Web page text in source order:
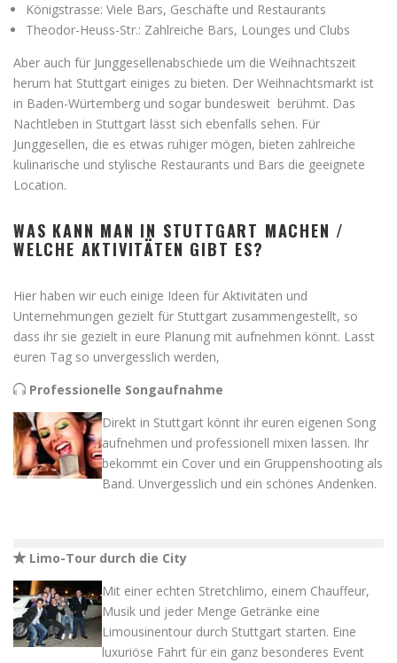
Königstrasse: Viele Bars, Geschäfte und Restaurants
Theodor-Heuss-Str.: Zahlreiche Bars, Lounges und Clubs
Aber auch für Junggesellenabschiede um die Weihnachtszeit
herum hat Stuttgart einiges zu bieten. Der Weihnachtsmarkt ist
in Baden-Würtemberg und sogar bundesweit berühmt. Das
Nachtleben in Stuttgart lässt sich ebenfalls sehen. Für
Junggesellen, die es etwas ruhiger mögen, bieten zahlreiche
kulinarische und stylische Restaurants und Bars die geeignete
Location.
WAS KANN MAN IN STUTTGART MACHEN /
WELCHE AKTIVITÄTEN GIBT ES?
Hier haben wir euch einige Ideen für Aktivitäten und
Unternehmungen gezielt für Stuttgart zusammengestellt, so
dass ihr sie gezielt in eure Planung mit aufnehmen könnt. Lasst
euren Tag so unvergesslich werden,
Professionelle Songaufnahme
Direkt in Stuttgart könnt ihr euren eigenen Song
aufnehmen und professionell mixen lassen. Ihr
bekommt ein Cover und ein Gruppenshooting als
Band. Unvergesslich und ein schönes Andenken.
Limo-Tour durch die City
Mit einer echten Stretchlimo, einem Chauffeur,
Musik und jeder Menge Getränke eine
Limousinentour durch Stuttgart starten. Eine
luxuriöse Fahrt für ein ganz besonderes Event